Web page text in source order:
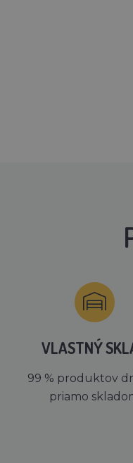
VLASTNÝ
99 % produktov
priamo